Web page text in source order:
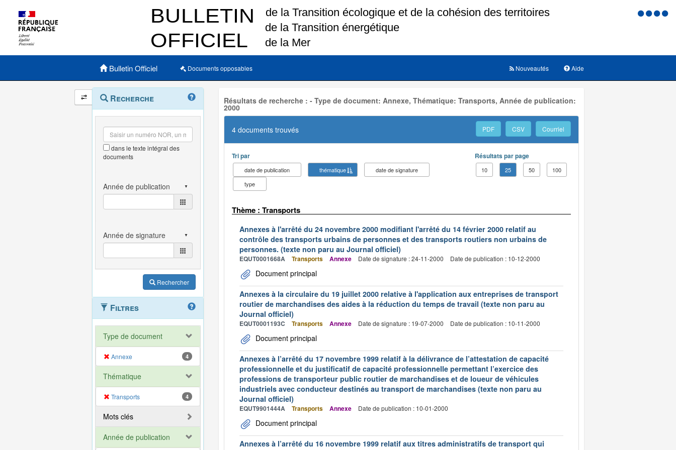
Menu
Menu principal
Bulletin Officiel Documents opposables Aide
Nouveautés
Navigation
et
outils
annexes
Menu
contextuel
Recherche
dans le texte intégral des
documents
Rechercher
Filtres
Type de document
Annexe 4
Thématique
Transports 4
Mots clés
Année de publication
Résultats de recherche : - Type de document: Annexe, Thématique: Transports, Année de publication:
2000
4 documents trouvés PDF CSV Courriel
Tri par
date de publication thématique
date de signature
type
Résultats par page
10 25 50 100
Thème : Transports
Annexes à l'arrêté du 24 novembre 2000 modifiant l'arrêté du 14 février 2000 relatif au
contrôle des transports urbains de personnes et des transports routiers non urbains de
personnes. (texte non paru au Journal officiel)
EQUT0001668A Transports Annexe Date de signature : 24-11-2000 Date de publication : 10-12-2000
Document principal
Annexes à la circulaire du 19 juillet 2000 relative à l'application aux entreprises de transport
routier de marchandises des aides à la réduction du temps de travail (texte non paru au
Journal officiel)
EQUT0001193C Transports Annexe Date de signature : 19-07-2000 Date de publication : 10-11-2000
Document principal
Annexes à l’arrêté du 17 novembre 1999 relatif à la délivrance de l’attestation de capacité
professionnelle et du justificatif de capacité professionnelle permettant l’exercice des
professions de transporteur public routier de marchandises et de loueur de véhicules
industriels avec conducteur destinés au transport de marchandises (texte non paru au
Journal officiel)
EQUT9901444A Transports Annexe Date de publication : 10-01-2000
Document principal
Annexes à l’arrêté du 16 novembre 1999 relatif aux titres administratifs de transport qui